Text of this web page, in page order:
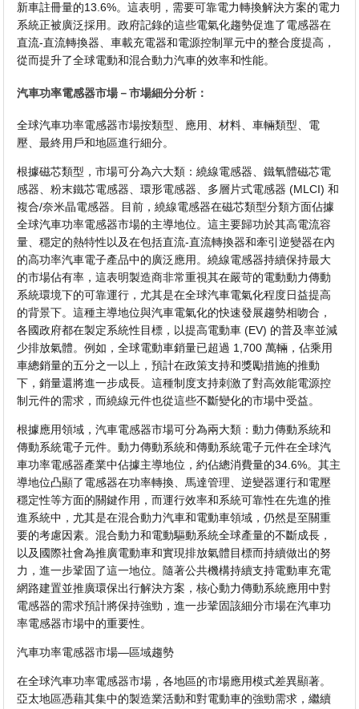
新車註冊量的13.6%。這表明，需要可靠電力轉換解決方案的電力
系統正被廣泛採用。政府記錄的這些電氣化趨勢促進了電感器在
直流-直流轉換器、車載充電器和電源控制單元中的整合度提高，
從而提升了全球電動和混合動力汽車的效率和性能。
汽車功率電感器市場－市場細分分析：
全球汽車功率電感器市場按類型、應用、材料、車輛類型、電
壓、最終用戶和地區進行細分。
根據磁芯類型，市場可分為六大類：繞線電感器、鐵氧體磁芯電
感器、粉末鐵芯電感器、環形電感器、多層片式電感器 (MLCI) 和
複合/奈米晶電感器。目前，繞線電感器在磁芯類型分類方面佔據
全球汽車功率電感器市場的主導地位。這主要歸功於其高電流容
量、穩定的熱特性以及在包括直流-直流轉換器和牽引逆變器在內
的高功率汽車電子產品中的廣泛應用。繞線電感器持續保持最大
的市場佔有率，這表明製造商非常重視其在嚴苛的電動動力傳動
系統環境下的可靠運行，尤其是在全球汽車電氣化程度日益提高
的背景下。這種主導地位與汽車電氣化的快速發展趨勢相吻合，
各國政府都在製定系統性目標，以提高電動車 (EV) 的普及率並減
少排放氣體。例如，全球電動車銷量已超過 1,700 萬輛，佔乘用
車總銷量的五分之一以上，預計在政策支持和獎勵措施的推動
下，銷量還將進一步成長。這種制度支持刺激了對高效能電源控
制元件的需求，而繞線元件也從這些不斷變化的市場中受益。
根據應用領域，汽車電感器市場可分為兩大類：動力傳動系統和
傳動系統電子元件。動力傳動系統和傳動系統電子元件在全球汽
車功率電感器產業中佔據主導地位，約佔總消費量的34.6%。其主
導地位凸顯了電感器在功率轉換、馬達管理、逆變器運行和電壓
穩定性等方面的關鍵作用，而運行效率和系統可靠性在先進的推
進系統中，尤其是在混合動力汽車和電動車領域，仍然是至關重
要的考慮因素。混合動力和電動驅動系統全球產量的不斷成長，
以及國際社會為推廣電動車和實現排放氣體目標而持續做出的努
力，進一步鞏固了這一地位。隨著公共機構持續支持電動車充電
網路建置並推廣環保出行解決方案，核心動力傳動系統應用中對
電感器的需求預計將保持強勁，進一步鞏固該細分市場在汽車功
率電感器市場中的重要性。
汽車功率電感器市場—區域趨勢
在全球汽車功率電感器市場，各地區的市場應用模式差異顯著。
亞太地區憑藉其集中的製造業活動和對電動車的強勁需求，繼續